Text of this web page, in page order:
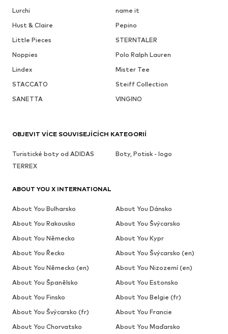
Lurchi
name it
Hust & Claire
Pepino
Little Pieces
STERNTALER
Noppies
Polo Ralph Lauren
Lindex
Mister Tee
STACCATO
Steiff Collection
SANETTA
VINGINO
OBJEVIT VÍCE SOUVISEJÍCÍCH KATEGORIÍ
Turistické boty od ADIDAS
TERREX
Boty, Potisk - logo
ABOUT YOU X INTERNATIONAL
About You Bulharsko
About You Dánsko
About You Rakousko
About You Švýcarsko
About You Německo
About You Kypr
About You Řecko
About You Švýcarsko (en)
About You Německo (en)
About You Nizozemí (en)
About You Španělsko
About You Estonsko
About You Finsko
About You Belgie (fr)
About You Švýcarsko (fr)
About You Francie
About You Chorvatsko
About You Maďarsko